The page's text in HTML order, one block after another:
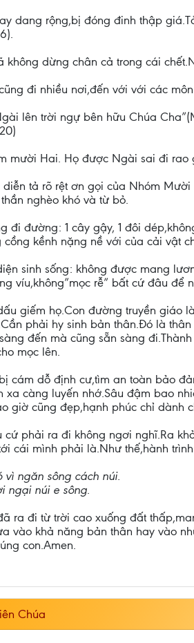
dang rộng,bị đóng đinh thập
không dừng chân cả trong cái
đi nhiều nơi,đến với với các
lên trời ngự bên hữu Chúa
mười Hai. Họ được Ngài sai đi
tả rõ rệt ơn gọi của Nhóm
nghèo khó và từ bỏ.
đi đường: 1 cây gậy, 1 đôi
cồng kềnh nặng nề với của cải vật
sinh sống: không được mang
víu,không”mọc rễ” bất cứ đâu
giếm họ.Con đường truyền giáo
phải hy sinh bản thân.Đó là
đến mà cũng sẵn sàng
mọc lên.
cám dỗ định cư,tìm an toàn bảo
càng luyến nhớ.Sâu đậm bao
giờ cũng đẹp,hạnh phúc chỉ dành
cứ phải ra đi không ngơi nghĩ.Ra
cái mình phải là.Như thế,hành
ngăn sông cách núi.
ngại núi e sông.
ra đi từ trời cao xuống đất
vào khả năng bản thân hay vào
con.Amen.
Chúa